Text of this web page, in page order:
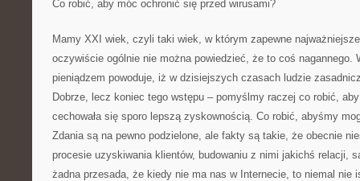
Co robić, aby móc ochronić się przed wirusami?
Mamy XXI wiek, czyli taki wiek, w którym zapewne
oczywiście ogólnie nie można powiedzieć, że to coś nagannego.
pieniądzem powoduje, iż w dzisiejszych czasach ludzie
Dobrze, lecz koniec tego wstępu – pomyślmy raczej co robić,
cechowała się sporo lepszą zyskownością. Co robić, abyśmy
Zdania są na pewno podzielone, ale fakty są takie, że obecnie
procesie uzyskiwania klientów, budowaniu z nimi jakichś relacji,
żadna przesada, że kiedy nie ma nas w Internecie, to niemal nie